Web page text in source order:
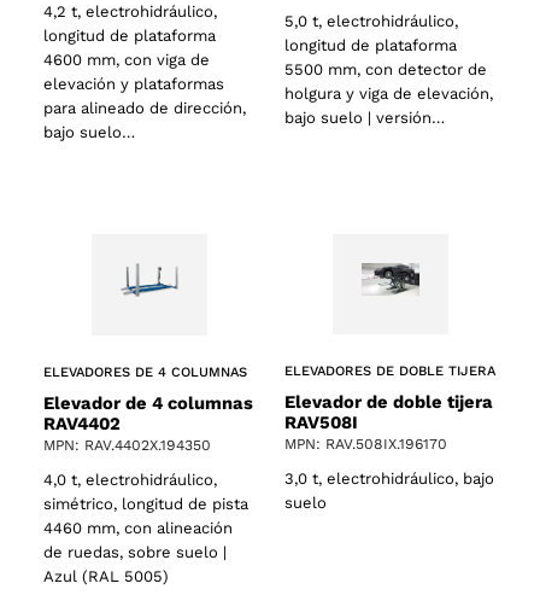
4,2 t, electrohidráulico,
longitud de plataforma
4600 mm, con viga de
elevación y plataformas
para alineado de dirección,
bajo suelo…
5,0 t, electrohidráulico,
longitud de plataforma
5500 mm, con detector de
holgura y viga de elevación,
bajo suelo | versión…
ELEVADORES DE 4 COLUMNAS
Elevador de 4 columnas
RAV4402
MPN: RAV.4402X.194350
4,0 t, electrohidráulico,
simétrico, longitud de pista
4460 mm, con alineación
de ruedas, sobre suelo |
Azul (RAL 5005)
ELEVADORES DE DOBLE TIJERA
Elevador de doble tijera
RAV508I
MPN: RAV.508IX.196170
3,0 t, electrohidráulico, bajo
suelo